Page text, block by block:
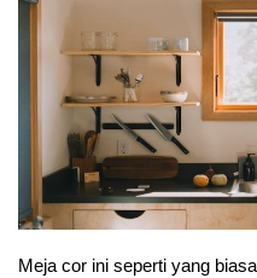
Meja cor ini seperti yang